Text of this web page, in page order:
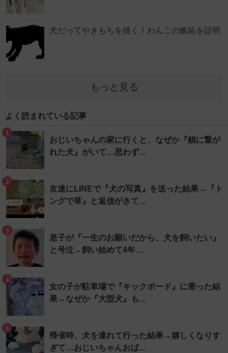
犬だってやきもちを焼く！わんこの嫉妬を証明
もっと見る
よく読まれている記事
1
おじいちゃんの家に行くと、なぜか『鎖に繋が
れた犬』がいて…思わず…
2
友達にLINEで『犬の写真』を送った結果→『ト
ングで草』と返信がきて…
3
息子が『一生のお願いだから、犬を飼いたい』
と号泣→飼い始めて4年…
4
女の子が駐車場で『キックボード』に乗った結
果→なぜか『大型犬』も…
5
帰省時、犬を連れて行った結果→嬉しくなりす
ぎて…おじいちゃんおば…